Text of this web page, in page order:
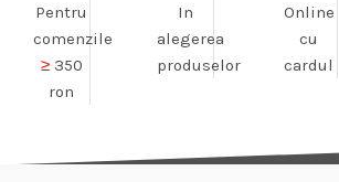
Pentru
comenzile
≥350
ron
In
alegerea
produselor
Online
cu
cardul